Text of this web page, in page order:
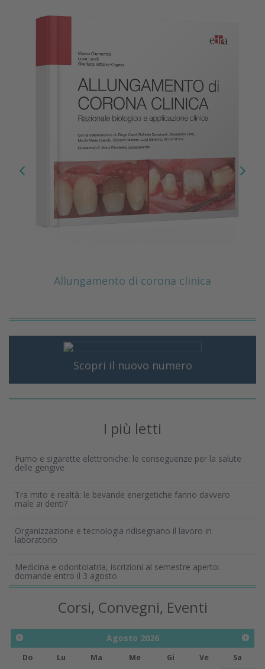
Allungamento di corona clinica
Scopri il nuovo numero
I più letti
Fumo e sigarette elettroniche: le conseguenze per la salute
delle gengive
Tra mito e realtà: le bevande energetiche fanno davvero
male ai denti?
Organizzazione e tecnologia ridisegnano il lavoro in
laboratorio
Medicina e odontoiatria, iscrizioni al semestre aperto:
domande entro il 3 agosto
Corsi, Convegni, Eventi
Agosto 2026
Do Lu Ma Me Gi Ve
Sa